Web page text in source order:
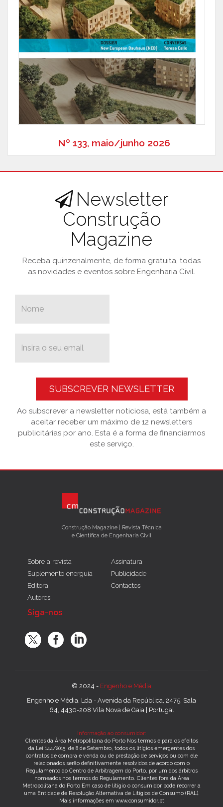
Nº 133, maio/junho 2026
Newsletter
Construção
Magazine
Receba quinzenalmente, de forma gratuita, todas
as novidades e eventos sobre Engenharia Civil.
SUBSCREVER NEWSLETTER
Ao subscrever a newsletter noticiosa, está também a
aceitar receber um máximo de 12 newsletters
publicitárias por ano. Esta é a forma de financiarmos
este serviço.
Construção Magazine | Revista Técnica
e Científica de Engenharia Civil
Sobre a revista
Suplemento energuia
Editora
Autores
Assinatura
Publicidade
Contactos
Siga-nos
© 2024 - Engenho e Média
Engenho e Média, Lda - Avenida da República, 2475, Sala
64, 4430-208 Vila Nova de Gaia | Portugal
Informação ao consumidor:
Clientes da Área Metropolitana do Porto Nos termos e para os efeitos
da Lei 144/2015, de 8 de Setembro, todos os litígios emergentes dos
contratos de compra e venda ou de prestação de serviços ou com ele
relacionados serão definitivamente resolvidos de acordo com o
Regulamento do Centro de Arbitragem do Porto, por um dos árbitros
nomeados nos termos do Regulamento. Clientes fora da Área
Metropolitana do Porto Em caso de litígio o consumidor pode recorrer a
uma Entidade de Resolução Alternativa de Litígios de Consumo (RAL).
Mais informações em www.consumidor.pt